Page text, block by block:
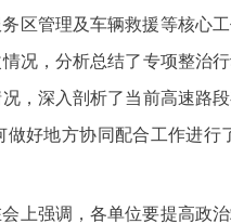
区管理及车辆救援等核心
况，分析总结了专项整治
，深入剖析了当前高速路
好地方协同配合工作进
上强调，各单位要提高政